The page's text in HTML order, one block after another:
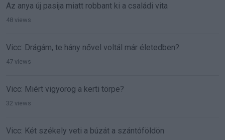
Az anya új pasija miatt robbant ki a családi vita
48 views
Vicc: Drágám, te hány nővel voltál már életedben?
47 views
Vicc: Miért vigyorog a kerti törpe?
32 views
Vicc: Két székely veti a búzát a szántóföldön